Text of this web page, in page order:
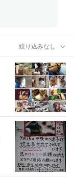
絞り込みなし